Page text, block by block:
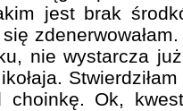
jest brak
nie wystarcza
choinkę. Ok,